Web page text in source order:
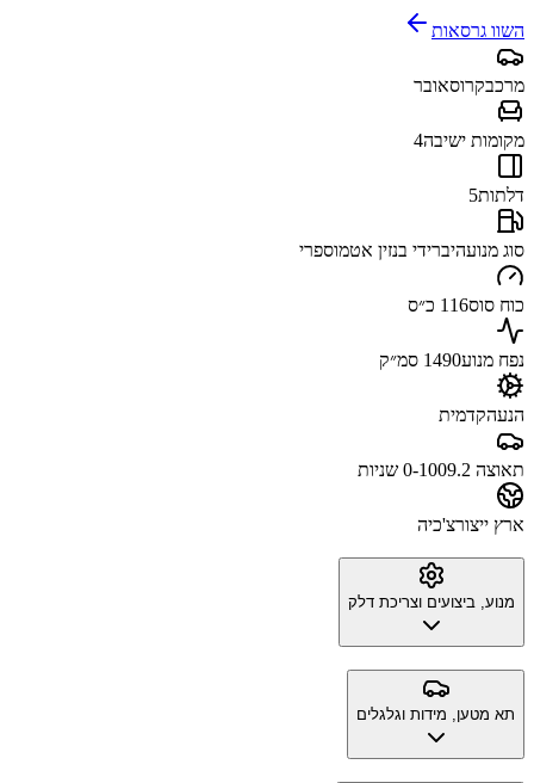
השוו גרסאות
מרכבקרוסאובר
מקומות ישיבה4
דלתות5
סוג מנועהיברידי בנזין אטמוספרי
כוח סוס116 כ״ס
נפח מנוע1490 סמ״ק
הנעהקדמית
תאוצה 0-100 9.2 שניות
ארץ ייצורצ'כיה
מנוע, ביצועים וצריכת דלק
תא מטען, מידות וגלגלים